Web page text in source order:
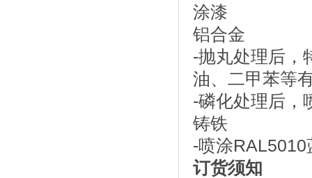
涂漆
铝合金
-抛丸处理后，
油、二甲苯等
-磷化处理后，
铸铁
-喷涂RAL5010
订货须知